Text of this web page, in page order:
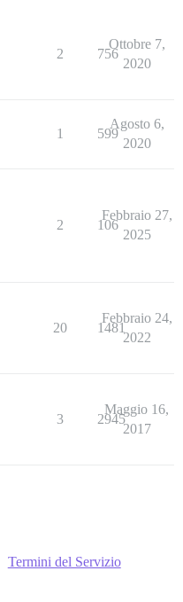
2 756
Ottobre 7,
2020
1 599
Agosto 6,
2020
2 106
Febbraio 27,
2025
20 1481
Febbraio 24,
2022
3 2945
Maggio 16,
2017
Termini del Servizio